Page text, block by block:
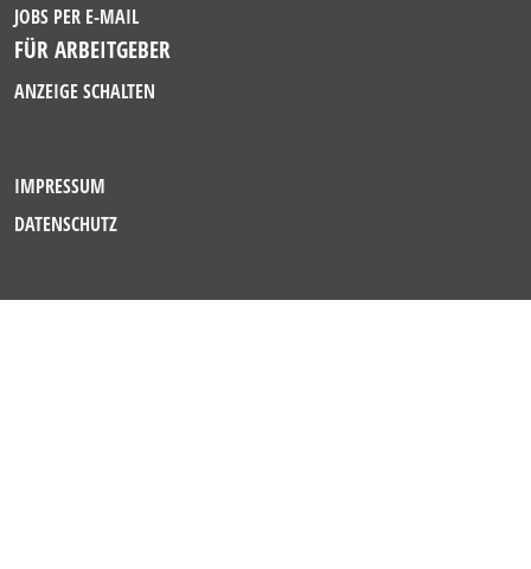
JOBS PER E-MAIL
FÜR ARBEITGEBER
ANZEIGE SCHALTEN
IMPRESSUM
DATENSCHUTZ